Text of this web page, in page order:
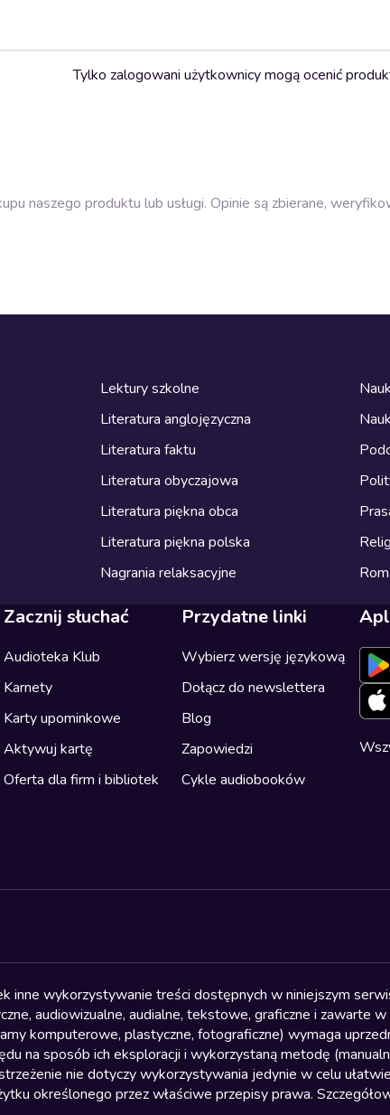
Tylko zalogowani użytkownicy mogą ocenić
naszego produktu lub usługi. Opinie są zbierane,
Lektury szkolne
Literatura anglojęzyczna
Literatura faktu
Literatura obyczajowa
Literatura piękna obca
Literatura piękna polska
Nagrania relaksacyjne
Zacznij słuchać
Audioteka Klub
Karnety
Karty upominkowe
Aktywuj kartę
Oferta dla firm i bibliotek
Przydatne linki
Wybierz wersję językową
Dołącz do newslettera
Blog
Zapowiedzi
Cykle audiobooków
inne wykorzystywanie treści dostępnych w niniejszym
audiowizualne, audialne, tekstowe, graficzne i zawarte
komputerowe, plastyczne, fotograficzne) wymaga
na sposób ich eksploracji i wykorzystaną metodę
nie dotyczy wykorzystywania jedynie w celu
określonego przez właściwe przepisy prawa.